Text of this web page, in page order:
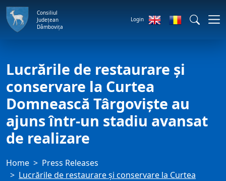
Consiliul
Județean
Dâmbovița
Login
Lucrările de restaurare și
conservare la Curtea
Domnească Târgoviște au
ajuns într-un stadiu avansat
de realizare
Home
Press Releases
Lucrările de restaurare și conservare la Curtea